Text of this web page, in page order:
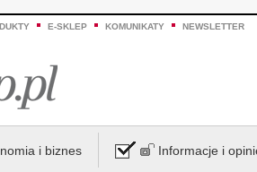
E-SKLEP KOMUNIKATY NEWSLETTER
i biznes Informacje i